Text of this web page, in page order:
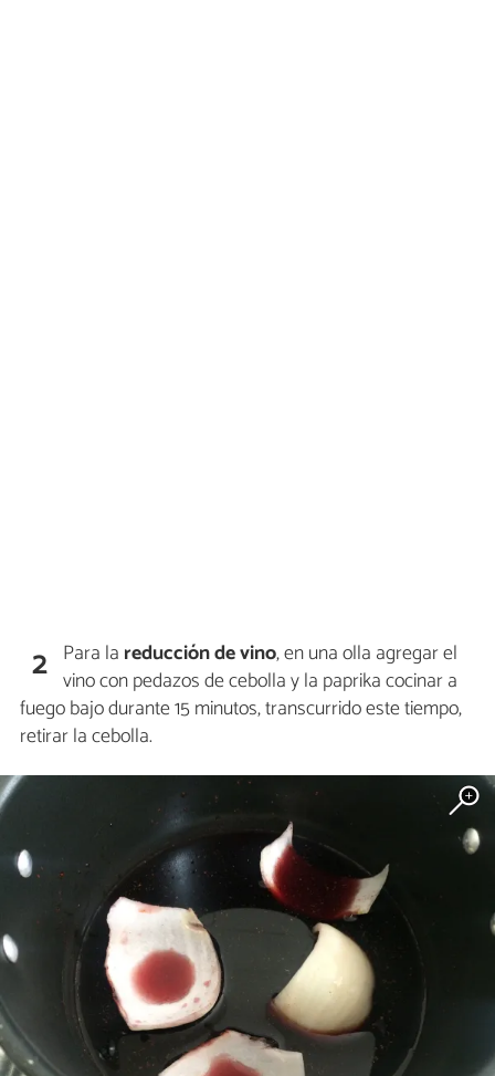
2 Para la reducción de vino, en una olla agregar el
vino con pedazos de cebolla y la paprika cocinar a
fuego bajo durante 15 minutos, transcurrido este tiempo,
retirar la cebolla.